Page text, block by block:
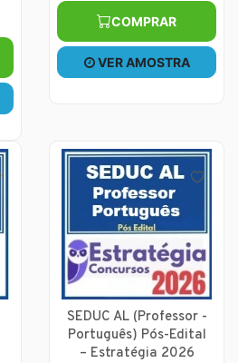
COMPRAR
VER AMOSTRA
SEDUC AL (Professor -
Português) Pós-Edital
– Estratégia 2026